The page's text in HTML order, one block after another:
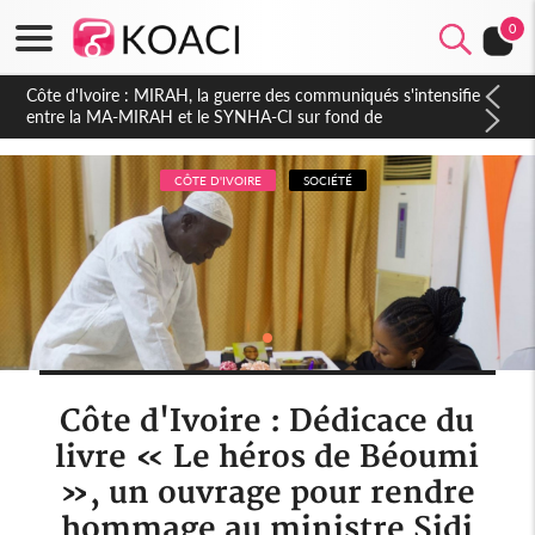
0
Côte d'Ivoire : Indépendance 2026, Thiam plaide pour un
environnement démocratique plus apaisé
CÔTE D'IVOIRE SOCIÉTÉ
Côte d'Ivoire : Dédicace du
livre « Le héros de Béoumi
», un ouvrage pour rendre